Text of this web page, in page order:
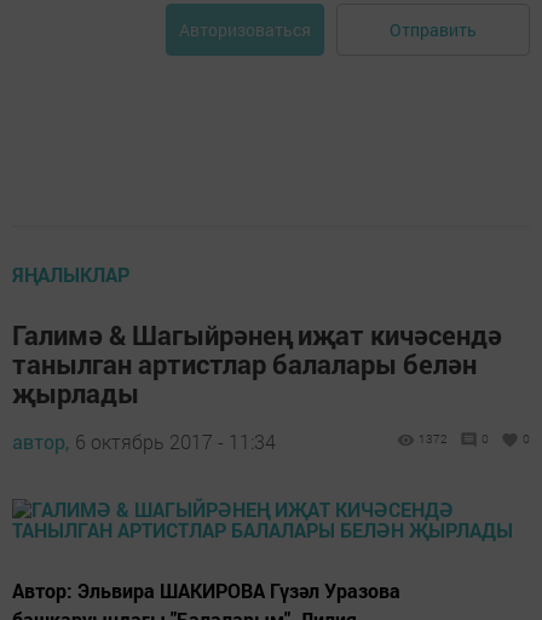
Авторизоваться Отправить
ЯҢАЛЫКЛАР
Галимә & Шагыйрәнең иҗат кичәсендә
танылган артистлар балалары белән
җырлады
автор, 6 октябрь 2017 - 11:34 1372 0 0
Автор: Эльвира ШАКИРОВА Гүзәл Уразова